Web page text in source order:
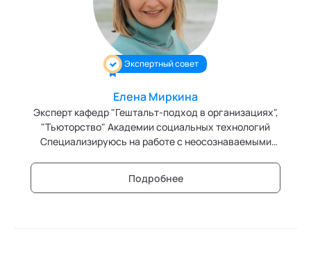
Игропрактика
Интегральное развитие территорий
Интегративные технологии здоровья
Комьюнити-менеджмент
Корпоративная культура и антропология
Коучинг
Экспертный совет
Елена Миркина
Эксперт кафедр "Гештальт-подход в организациях",
"Тьюторство" Академии социальных технологий
Специализируюсь на работе с неосознаваемыми
Подробнее
Режим работы и тп